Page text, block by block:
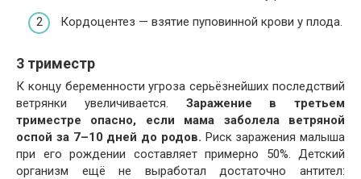
Кордоцентез — взятие пуповинной крови у плода.
3 триместр
К концу беременности угроза серьёзнейших последствий
ветрянки увеличивается.
Заражение в третьем
триместре опасно, если мама заболела ветряной
оспой за 7–10 дней до родов. Риск заражения малыша
при его рождении составляет примерно 50%. Детский
организм ещё не выработал достаточно антител: